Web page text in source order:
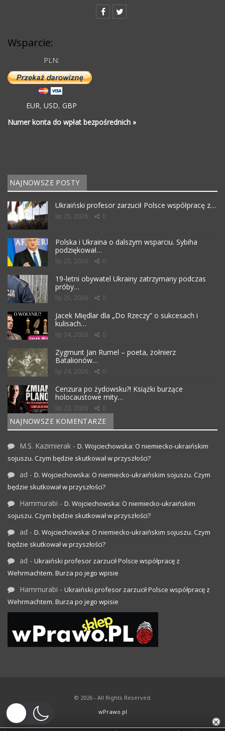
Wsparcie:
PLN:
EUR, USD, GBP
Numer konta do wpłat bezpośrednich »
NAJNOWSZE POSTY
Ukraiński profesor zarzucił Polsce współpracę z…
lip 25, 2026 0
Polska i Ukraina o dalszym wsparciu. Sybiha
podziękował…
lip 25, 2026 0
19-letni obywatel Ukrainy zatrzymany podczas
próby…
lip 25, 2026 0
Jacek Międlar dla „Do Rzeczy” o sukcesach i
kulisach…
lip 24, 2026 0
Zygmunt Jan Rumel – poeta, żołnierz
Batalionów…
lip 24, 2026 0
Cenzura po żydowsku?! Książki burzące
holocaustowe mity…
lip 23, 2026 0
NAJNOWSZE KOMENTARZE
M.S. Kazimierak - D. Wojciechowska: O niemiecko-ukraińskim
sojuszu. Czym będzie skutkował w przyszłości?
ad - D. Wojciechowska: O niemiecko-ukraińskim sojuszu. Czym
będzie skutkował w przyszłości?
Hammurabi - D. Wojciechowska: O niemiecko-ukraińskim
sojuszu. Czym będzie skutkował w przyszłości?
ad - D. Wojciechowska: O niemiecko-ukraińskim sojuszu. Czym
będzie skutkował w przyszłości?
ad - Ukraiński profesor zarzucił Polsce współpracę z
Wehrmachtem. Burza po jego wpisie
Hammurabi - Ukraiński profesor zarzucił Polsce współpracę z
Wehrmachtem. Burza po jego wpisie
© 2026 - All Rights Reserved.
wPrawo.pl
×